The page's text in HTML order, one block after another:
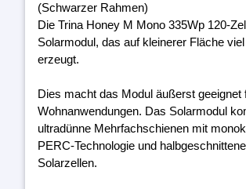
(Schwarzer Rahmen)
Die Trina Honey M Mono 335Wp 120-
Solarmodul, das auf kleinerer Fläche
erzeugt.
Dies macht das Modul äußerst geeignet
Wohnanwendungen. Das Solarmodul
ultradünne Mehrfachschienen mit
PERC-Technologie und
Solarzellen.